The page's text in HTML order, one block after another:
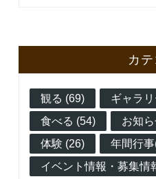
カテ
観る (69) ギャラ
食べる (54)
お知
体験 (26)
年間行
イベント情報・募集情